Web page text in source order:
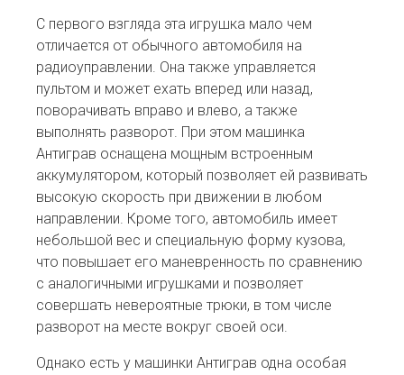
С первого взгляда эта игрушка мало чем
отличается от обычного автомобиля на
радиоуправлении. Она также управляется
пультом и может ехать вперед или назад,
поворачивать вправо и влево, а также
выполнять разворот. При этом машинка
Антиграв оснащена мощным встроенным
аккумулятором, который позволяет ей развивать
высокую скорость при движении в любом
направлении. Кроме того, автомобиль имеет
небольшой вес и специальную форму кузова,
что повышает его маневренность по сравнению
с аналогичными игрушками и позволяет
совершать невероятные трюки, в том числе
разворот на месте вокруг своей оси.
Однако есть у машинки Антиграв одна особая